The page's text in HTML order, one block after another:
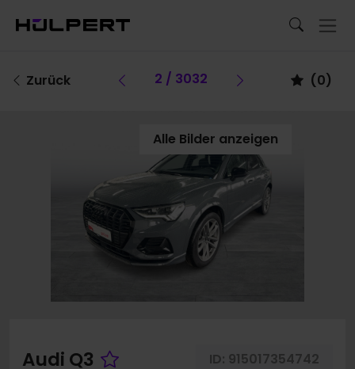
Zurück Vorheriges Fahrzeug
2 / 3032 Vorheriges
(0)
Alle Bilder anzeigen
Audi Q3 Fahrzeug merken
ID: 915017354742